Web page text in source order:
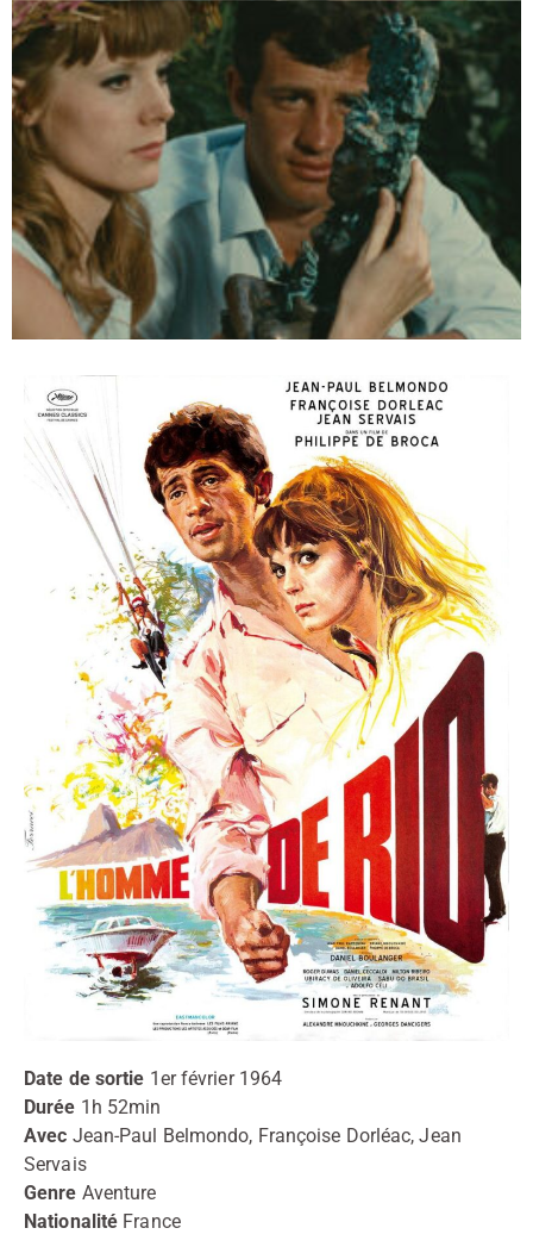
Date de sortie 1er février 1964
Durée 1h 52min
Avec Jean-Paul Belmondo, Françoise Dorléac, Jean
Servais
Genre Aventure
Nationalité France